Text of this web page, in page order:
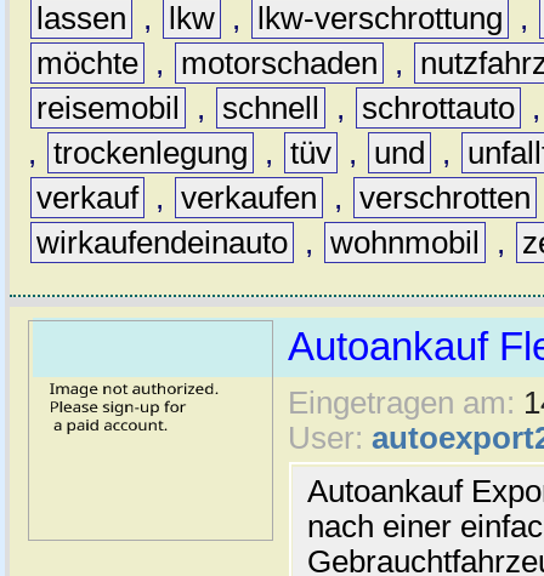
lassen
, lkw , lkw-verschrottung
,
möchte , motorschaden ,
reisemobil
, schnell , schrottauto
, trockenlegung , tüv , und ,
verkauf , verkaufen , verschrotten
wirkaufendeinauto , wohnmobil ,
Autoankauf
Eingetragen am:
User:
Autoankauf
nach einer